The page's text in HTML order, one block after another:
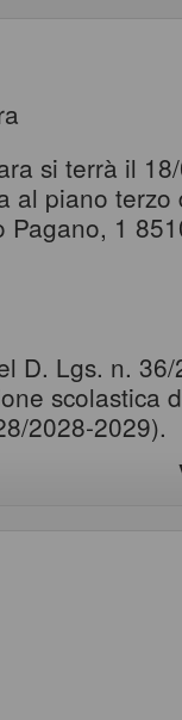
si terrà il
al piano
1
D. Lgs. n.
scolastica
2028-2029).